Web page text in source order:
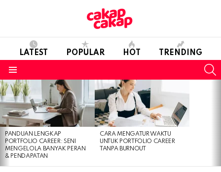
LATEST POPULAR HOT TRENDING
LATEST
STORIES
PANDUAN LENGKAP
PORTFOLIO CAREER: SENI
MENGELOLA BANYAK PERAN
& PENDAPATAN
CARA MENGATUR WAKTU
UNTUK PORTFOLIO CAREER
TANPA BURNOUT